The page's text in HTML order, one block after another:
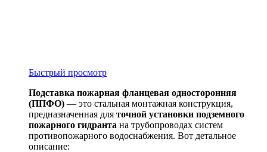
Быстрый просмотр
Подставка пожарная фланцевая односторонняя
(ППФО) — это стальная монтажная конструкция,
предназначенная для точной установки подземного
пожарного гидранта на трубопроводах систем
противопожарного водоснабжения. Вот детальное
описание: